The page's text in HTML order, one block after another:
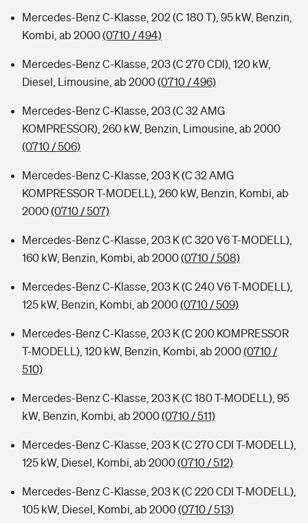
Mercedes-Benz C-Klasse, 202 (C 180 T), 95 kW, Benzin,
Kombi, ab 2000(0710 / 494)
Mercedes-Benz C-Klasse, 203 (C 270 CDI), 120 kW,
Diesel, Limousine, ab 2000(0710 / 496)
Mercedes-Benz C-Klasse, 203 (C 32 AMG
KOMPRESSOR), 260 kW, Benzin, Limousine, ab 2000
(0710 / 506)
Mercedes-Benz C-Klasse, 203 K (C 32 AMG
KOMPRESSOR T-MODELL), 260 kW, Benzin, Kombi, ab
2000(0710 / 507)
Mercedes-Benz C-Klasse, 203 K (C 320 V6 T-MODELL),
160 kW, Benzin, Kombi, ab 2000(0710 / 508)
Mercedes-Benz C-Klasse, 203 K (C 240 V6 T-MODELL),
125 kW, Benzin, Kombi, ab 2000(0710 / 509)
Mercedes-Benz C-Klasse, 203 K (C 200 KOMPRESSOR
T-MODELL), 120 kW, Benzin, Kombi, ab 2000(0710 /
510)
Mercedes-Benz C-Klasse, 203 K (C 180 T-MODELL), 95
kW, Benzin, Kombi, ab 2000(0710 / 511)
Mercedes-Benz C-Klasse, 203 K (C 270 CDI T-MODELL),
125 kW, Diesel, Kombi, ab 2000(0710 / 512)
Mercedes-Benz C-Klasse, 203 K (C 220 CDI T-MODELL),
105 kW, Diesel, Kombi, ab 2000(0710 / 513)